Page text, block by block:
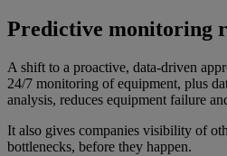
Predictive monitoring
A shift to a proactive, data-driven
24/7 monitoring of equipment, plus
analysis, reduces equipment failure
It also gives companies visibility of
bottlenecks, before they happen.